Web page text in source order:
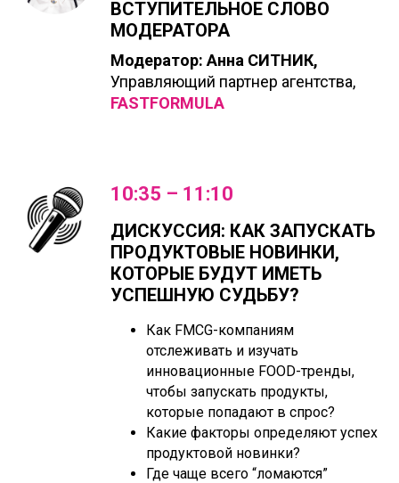
ВСТУПИТЕЛЬНОЕ СЛОВО
МОДЕРАТОРА
Модератор: Анна СИТНИК,
Управляющий партнер агентства,
FASTFORMULA
10:35 – 11:10
ДИСКУССИЯ: КАК ЗАПУСКАТЬ
ПРОДУКТОВЫЕ НОВИНКИ,
КОТОРЫЕ БУДУТ ИМЕТЬ
УСПЕШНУЮ СУДЬБУ?
Как FMCG-компаниям
отслеживать и изучать
инновационные FOOD-тренды,
чтобы запускать продукты,
которые попадают в спрос?
Какие факторы определяют успех
продуктовой новинки?
Где чаще всего “ломаются”